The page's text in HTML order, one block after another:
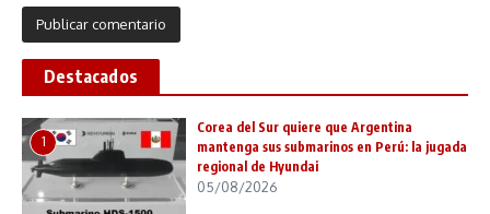
Destacados
1
Corea del Sur quiere que Argentina
mantenga sus submarinos en Perú: la jugada
regional de Hyundai
05/08/2026